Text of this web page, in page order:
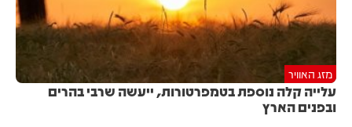
מזג האוויר
עלייה קלה נוספת בטמפרטורות, ייעשה שרבי בהרים
ובפנים הארץ